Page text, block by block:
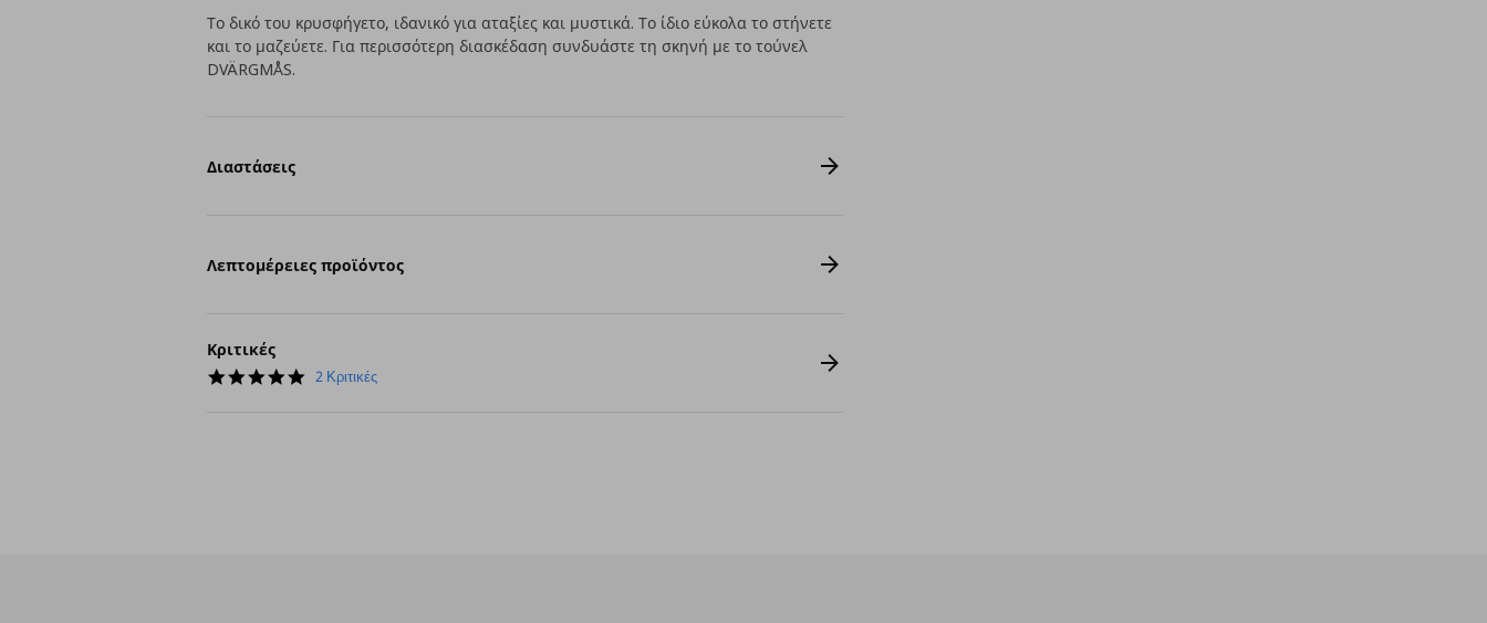
Το δικό του κρυσφήγετο, ιδανικό για αταξίες και μυστικά. Το ίδιο εύκολα το στήνετε
και το μαζεύετε. Για περισσότερη διασκέδαση συνδυάστε τη σκηνή με το τούνελ
DVÄRGMÅS.
Διαστάσεις
Λεπτομέρειες προϊόντος
Κριτικές
5.0
2 Κριτικές